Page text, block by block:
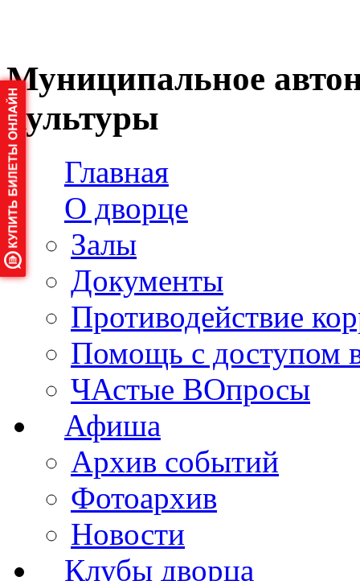
Муниципальное
культуры
Главная
О дворце
Залы
Документы
Противодействие
Помощь с доступом
ЧАстые ВОпросы
Афиша
Архив событий
Фотоархив
Новости
Клубы дворца